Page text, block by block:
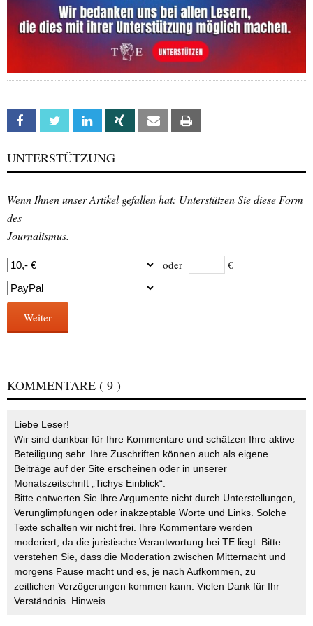
Facebook Twitter Linkedin Xing Email
UNTERSTÜTZUNG
Wenn Ihnen unser Artikel gefallen hat: Unterstützen Sie diese Form
des
Journalismus.
oder €
Weiter
KOMMENTARE ( 9 )
Liebe Leser!
Wir sind dankbar für Ihre Kommentare und schätzen Ihre aktive
Beteiligung sehr. Ihre Zuschriften können auch als eigene
Beiträge auf der Site erscheinen oder in unserer
Monatszeitschrift „Tichys Einblick“.
Bitte entwerten Sie Ihre Argumente nicht durch Unterstellungen,
Verunglimpfungen oder inakzeptable Worte und Links. Solche
Texte schalten wir nicht frei. Ihre Kommentare werden
moderiert, da die juristische Verantwortung bei TE liegt. Bitte
verstehen Sie, dass die Moderation zwischen Mitternacht und
morgens Pause macht und es, je nach Aufkommen, zu
zeitlichen Verzögerungen kommen kann. Vielen Dank für Ihr
Verständnis. Hinweis